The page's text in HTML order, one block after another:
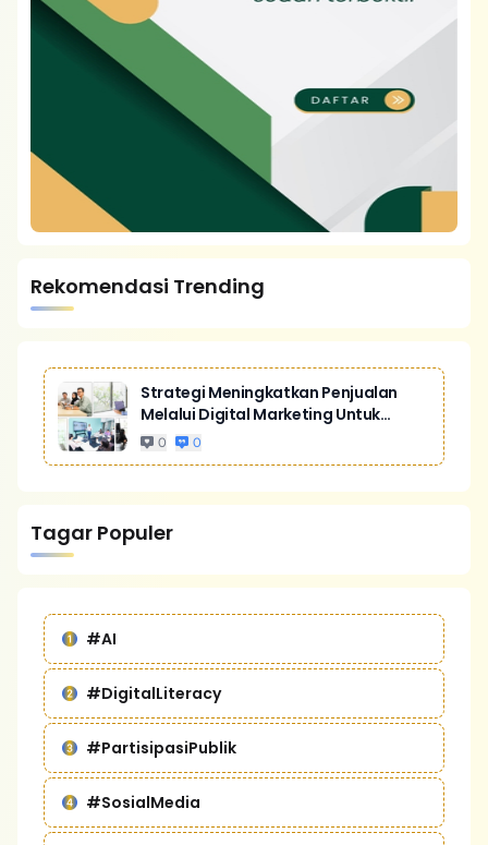
Rekomendasi Trending
Strategi Meningkatkan Penjualan
Melalui Digital Marketing Untuk
Bisnis Yang Lebih Kompetitif
0 0
Tagar Populer
#AI
#DigitalLiteracy
#PartisipasiPublik
#SosialMedia